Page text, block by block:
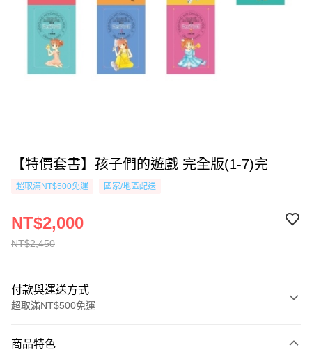
【特價套書】孩子們的遊戲 完全版(1-7)完
超取滿NT$500免運 國家/地區配送
NT$2,450
NT$2,000
付款與運送方式
超取滿NT$500免運
信用卡一次付款
商品特色